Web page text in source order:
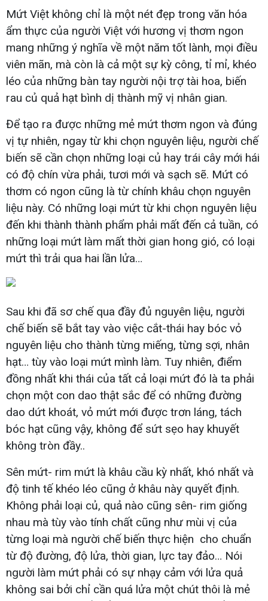
Mứt Việt không chỉ là một nét đẹp trong văn hóa
ẩm thực của người Việt với hương vị thơm ngon
mang những ý nghĩa về một năm tốt lành, mọi điều
viên mãn, mà còn là cả một sự kỳ công, tỉ mỉ, khéo
léo của những bàn tay người nội trợ tài hoa, biến
rau củ quả hạt bình dị thành mỹ vị nhân gian.
Để tạo ra được những mẻ mứt thơm ngon và đúng
vị tự nhiên, ngay từ khi chọn nguyên liệu, người chế
biến sẽ cần chọn những loại củ hay trái cây mới hái
có độ chín vừa phải, tươi mới và sạch sẽ. Mứt có
thơm có ngon cũng là từ chính khâu chọn nguyên
liệu này. Có những loại mứt từ khi chọn nguyên liệu
đến khi thành thành phẩm phải mất đến cả tuần, có
những loại mứt làm mất thời gian hong gió, có loại
mứt thì trải qua hai lần lửa…
Sau khi đã sơ chế qua đầy đủ nguyên liệu, người
chế biến sẽ bắt tay vào việc cắt-thái hay bóc vỏ
nguyên liệu cho thành từng miếng, từng sợi, nhân
hạt… tùy vào loại mứt mình làm. Tuy nhiên, điểm
đồng nhất khi thái của tất cả loại mứt đó là ta phải
chọn một con dao thật sắc để có những đường
dao dứt khoát, vỏ mứt mới được trơn láng, tách
bóc hạt cũng vậy, không để sứt sẹo hay khuyết
không tròn đầy..
Sên mứt- rim mứt là khâu cầu kỳ nhất, khó nhất và
độ tinh tế khéo léo cũng ở khâu này quyết định.
Không phải loại củ, quả nào cũng sên- rim giống
nhau mà tùy vào tính chất cũng như mùi vị của
từng loại mà người chế biến thực hiện cho chuẩn
từ độ đường, độ lửa, thời gian, lực tay đảo… Nói
người làm mứt phải có sự nhạy cảm với lửa quả
không sai bởi chỉ cần quá lửa một chút thôi là mẻ